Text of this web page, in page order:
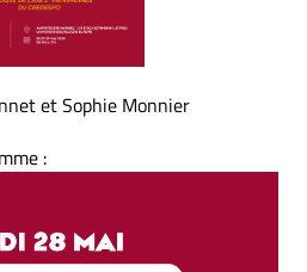
et Sophie Monnier
: